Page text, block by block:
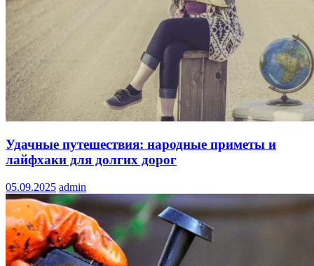
Удачные путешествия: народные приметы и
лайфхаки для долгих дорог
05.09.2025 admin